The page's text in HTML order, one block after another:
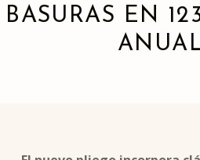
BASURAS EN